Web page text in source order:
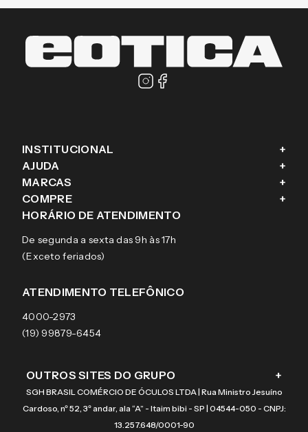
INSTITUCIONAL +
Sobre a eÓtica
Aviso de privacidade
Termos e condições de uso
AJUDA +
Trocas e Devoluções
Pagamentos
Garantias
MARCAS +
Ray-Ban
Tecnol
Arnette
Burberry
COMPRE +
Óculos de sol
Lentes de contato
HORÁRIO DE ATENDIMENTO
De segunda a sexta das 9h às 17h
(Exceto feriados)
ATENDIMENTO TELEFÔNICO
4000-2973
(19) 99879-6454
OUTROS SITES DO GRUPO +
SGH BRASIL COMÉRCIO DE ÓCULOS LTDA | Rua Ministro Jesuíno
Cardoso, nº 52, 3º andar, ala “A” - Itaim bibi - SP | 04544-050 - CNPJ:
13.257.648/0001-90